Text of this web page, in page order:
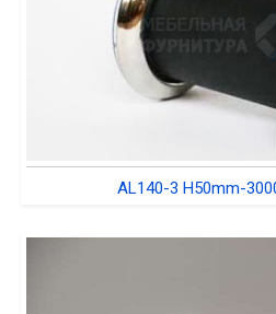
AL140-3 H50mm-